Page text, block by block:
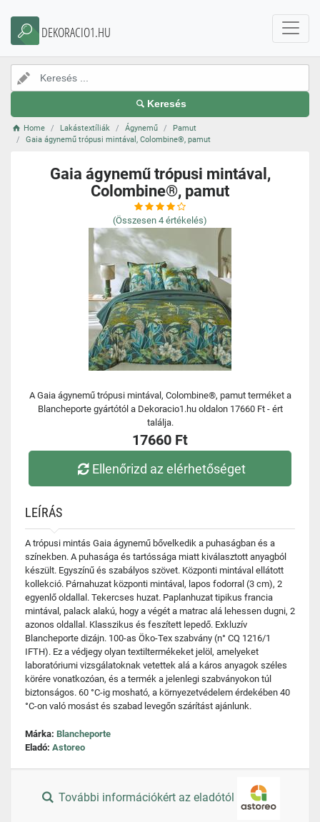
DEKORACIO1.HU
Keresés
Home Lakástextíliák Ágynemű
Pamut
Gaia ágynemű trópusi mintával, Colombine®, pamut
Gaia ágynemű trópusi mintával,
Colombine®, pamut
(Összesen 4 értékelés)
A Gaia ágynemű trópusi mintával, Colombine®, pamut terméket a
Blancheporte gyártótól a Dekoracio1.hu oldalon 17660 Ft - ért
találja.
17660 Ft
Ellenőrizd az elérhetőséget
LEÍRÁS
A trópusi mintás Gaia ágynemű bővelkedik a puhaságban és a
színekben. A puhasága és tartóssága miatt kiválasztott anyagból
készült. Egyszínű és szabályos szövet. Központi mintával ellátott
kollekció. Párnahuzat központi mintával, lapos fodorral (3 cm), 2
egyenlő oldallal. Tekercses huzat. Paplanhuzat tipikus francia
mintával, palack alakú, hogy a végét a matrac alá lehessen dugni, 2
azonos oldallal. Klasszikus és feszített lepedő. Exkluzív
Blancheporte dizájn. 100-as Öko-Tex szabvány (n° CQ 1216/1
IFTH). Ez a védjegy olyan textiltermékeket jelöl, amelyeket
laboratóriumi vizsgálatoknak vetettek alá a káros anyagok széles
körére vonatkozóan, és a termék a jelenlegi szabványokon túl
biztonságos. 60 °C-ig mosható, a környezetvédelem érdekében 40
°C-on való mosást és szabad levegőn szárítást ajánlunk.
Márka: Blancheporte
Eladó: Astoreo
További információkért az eladótól